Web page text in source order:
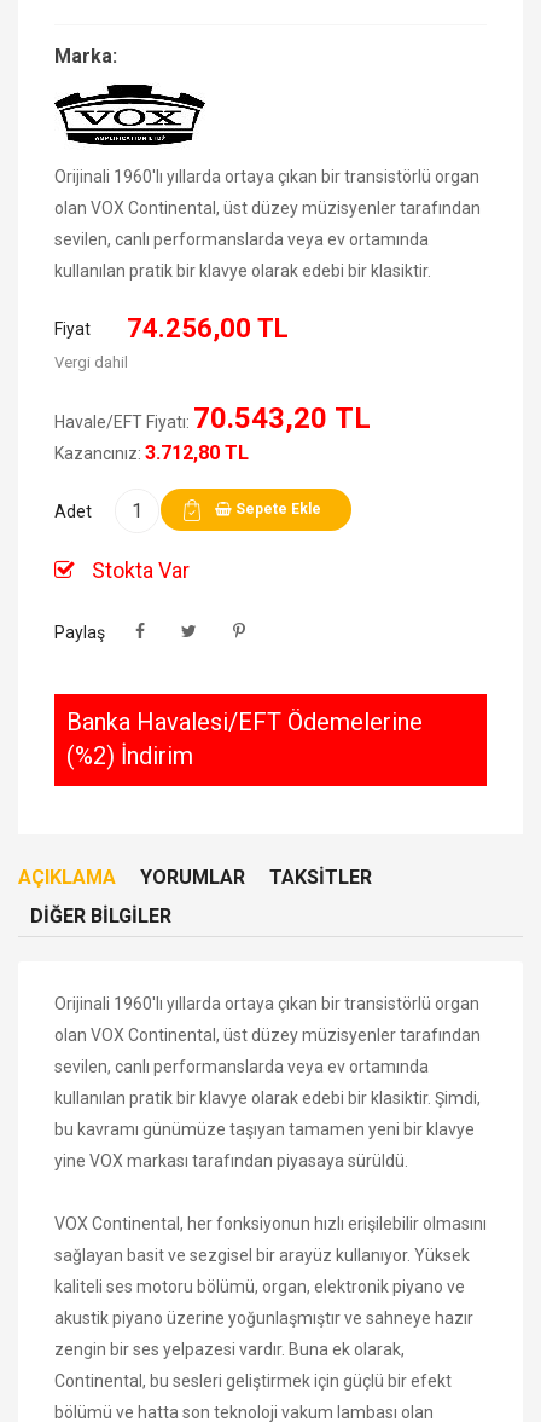
Marka:
Orijinali 1960'lı yıllarda ortaya çıkan bir transistörlü organ
olan VOX Continental, üst düzey müzisyenler tarafından
sevilen, canlı performanslarda veya ev ortamında
kullanılan pratik bir klavye olarak edebi bir klasiktir.
Fiyat 74.256,00 TL
Vergi dahil
Havale/EFT Fiyatı: 70.543,20 TL
Kazancınız: 3.712,80 TL
Adet Sepete Ekle
Stokta Var
Paylaş
Banka Havalesi/EFT Ödemelerine
(%2) İndirim
AÇIKLAMA YORUMLAR
TAKSITLER
DIĞER BILGILER
Orijinali 1960'lı yıllarda ortaya çıkan bir transistörlü organ
olan VOX Continental, üst düzey müzisyenler tarafından
sevilen, canlı performanslarda veya ev ortamında
kullanılan pratik bir klavye olarak edebi bir klasiktir. Şimdi,
bu kavramı günümüze taşıyan tamamen yeni bir klavye
yine VOX markası tarafından piyasaya sürüldü.
VOX Continental, her fonksiyonun hızlı erişilebilir olmasını
sağlayan basit ve sezgisel bir arayüz kullanıyor. Yüksek
kaliteli ses motoru bölümü, organ, elektronik piyano ve
akustik piyano üzerine yoğunlaşmıştır ve sahneye hazır
zengin bir ses yelpazesi vardır. Buna ek olarak,
Continental, bu sesleri geliştirmek için güçlü bir efekt
bölümü ve hatta son teknoloji vakum lambası olan